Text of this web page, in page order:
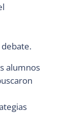
alumnos